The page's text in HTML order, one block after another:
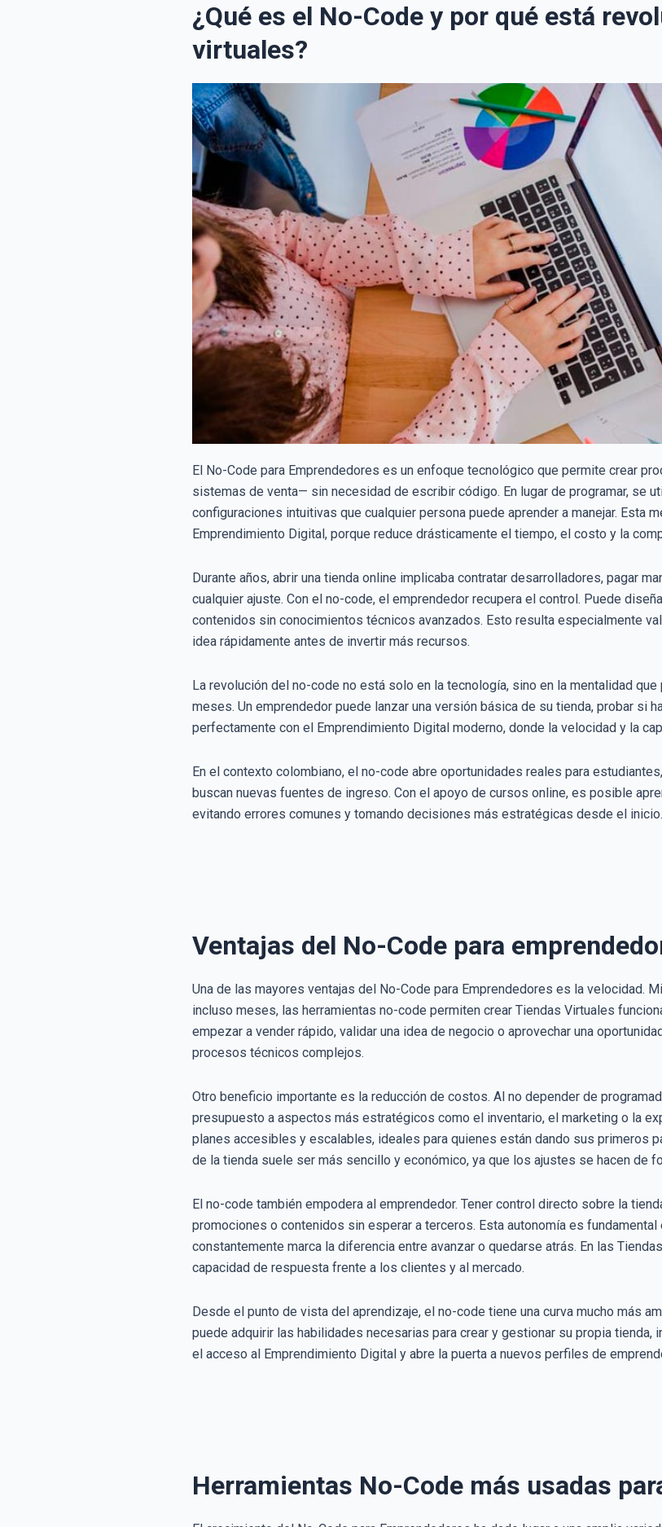
¿Qué es el No-Code y por qué está
virtuales?
El No-Code para Emprendedores es un enfoque tecnológico que permite crear
sistemas de venta— sin necesidad de escribir código. En lugar de programar, se
configuraciones intuitivas que cualquier persona puede aprender a manejar. Esta
Emprendimiento Digital, porque reduce drásticamente el tiempo, el costo y la
Durante años, abrir una tienda online implicaba contratar desarrolladores, pagar
cualquier ajuste. Con el no-code, el emprendedor recupera el control. Puede
contenidos sin conocimientos técnicos avanzados. Esto resulta especialmente
idea rápidamente antes de invertir más recursos.
La revolución del no-code no está solo en la tecnología, sino en la mentalidad
meses. Un emprendedor puede lanzar una versión básica de su tienda, probar si
perfectamente con el Emprendimiento Digital moderno, donde la velocidad y la
En el contexto colombiano, el no-code abre oportunidades reales para
buscan nuevas fuentes de ingreso. Con el apoyo de cursos online, es posible
evitando errores comunes y tomando decisiones más estratégicas desde el inicio.
Ventajas del No-Code para
Una de las mayores ventajas del No-Code para Emprendedores es la velocidad.
incluso meses, las herramientas no-code permiten crear Tiendas Virtuales
empezar a vender rápido, validar una idea de negocio o aprovechar una
procesos técnicos complejos.
Otro beneficio importante es la reducción de costos. Al no depender de
presupuesto a aspectos más estratégicos como el inventario, el marketing o la
planes accesibles y escalables, ideales para quienes están dando sus primeros
de la tienda suele ser más sencillo y económico, ya que los ajustes se hacen de
El no-code también empodera al emprendedor. Tener control directo sobre la
promociones o contenidos sin esperar a terceros. Esta autonomía es
constantemente marca la diferencia entre avanzar o quedarse atrás. En las
capacidad de respuesta frente a los clientes y al mercado.
Desde el punto de vista del aprendizaje, el no-code tiene una curva mucho más
puede adquirir las habilidades necesarias para crear y gestionar su propia
el acceso al Emprendimiento Digital y abre la puerta a nuevos perfiles de
Herramientas No-Code más usadas